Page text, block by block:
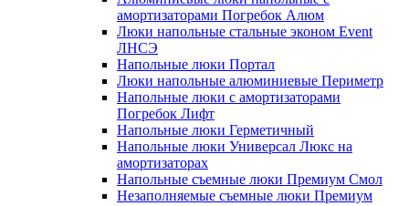
амортизаторами Погребок Алюм
Люки напольные стальные эконом Event
ЛНСЭ
Напольные люки Портал
Люки напольные алюминиевые Периметр
Напольные люки с амортизаторами
Погребок Лифт
Напольные люки Герметичный
Напольные люки Универсал Люкс на
амортизаторах
Напольные съемные люки Премиум Смол
Незаполняемые съемные люки Премиум